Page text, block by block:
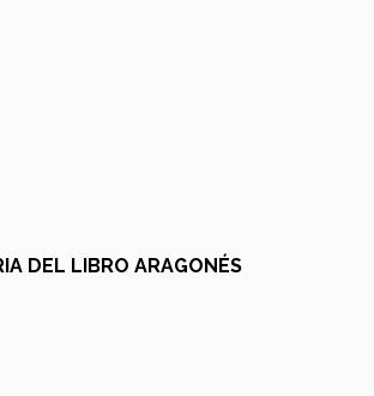
DEL LIBRO ARAGONÉS